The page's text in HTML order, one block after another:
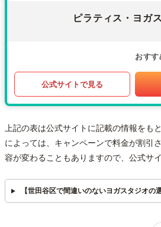
ピラティス・ヨガ
おすす
公式サイトで見る
上記の表は公式サイトに記載の情報をも
によっては、キャンペーンで料金が割引
容が変わることもありますので、公式サ
【世田谷区で間違いのないヨガスタジオの選